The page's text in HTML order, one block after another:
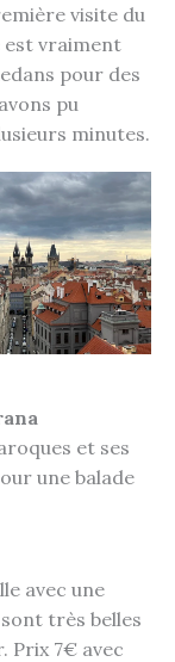
visite du
est vraiment
pour des
pu
minutes.
et ses
une balade
avec une
très belles
Prix 7€ avec